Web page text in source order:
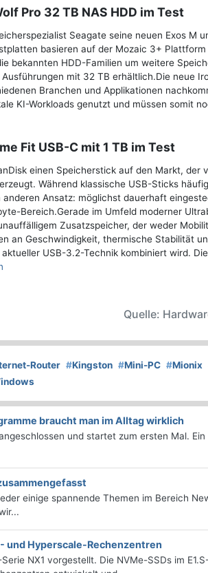
Pro 32 TB NAS HDD im Test
Seagate seine neuen Exos M
basieren auf der Mozaic 3+
bekannten HDD-Familien um weitere
mit 32 TB erhältlich.Die neue
Branchen und Applikationen
KI-Workloads genutzt und müssen somit
Fit USB-C mit 1 TB im Test
einen Speicherstick auf den Markt, der
Während klassische USB-Sticks
Ansatz: möglichst dauerhaft
Bereich.Gerade im Umfeld moderner
Zusatzspeicher, der weder
an Geschwindigkeit, thermische Stabilität
USB-3.2-Technik kombiniert wird.
Quelle:
Router #Kingston #Mini-PC #Mionix
braucht man im Alltag wirklich
und startet zum ersten Mal.
einige spannende Themen im Bereich
und Hyperscale-Rechenzentren
NX1 vorgestellt. Die NVMe-SSDs im